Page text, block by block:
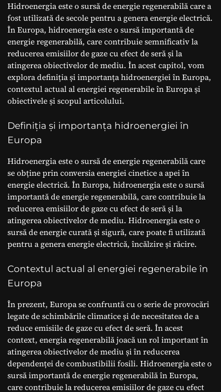
Hidroenergia este o sursă de energie regenerabilă care a
fost utilizată de secole pentru a genera energie electrică.
În Europa, hidroenergia este o sursă importantă de
energie regenerabilă, care contribuie semnificativ la
reducerea emisiilor de gaze cu efect de seră și la
atingerea obiectivelor de mediu. În acest capitol, vom
explora definiția și importanța hidroenergiei în Europa,
contextul actual al energiei regenerabile în Europa și
obiectivele și scopul articolului.
Definiția și importanța hidroenergiei în
Europa
Hidroenergia este o sursă de energie regenerabilă care
se obține prin conversia energiei cinetice a apei în
energie electrică. În Europa, hidroenergia este o sursă
importantă de energie regenerabilă, care contribuie la
reducerea emisiilor de gaze cu efect de seră și la
atingerea obiectivelor de mediu. Hidroenergia este o
sursă de energie curată și sigură, care poate fi utilizată
pentru a genera energie electrică, încălzire și răcire.
Contextul actual al energiei regenerabile în
Europa
În prezent, Europa se confruntă cu o serie de provocări
legate de schimbările climatice și de necesitatea de a
reduce emisiile de gaze cu efect de seră. În acest
context, energia regenerabilă joacă un rol important în
atingerea obiectivelor de mediu și în reducerea
dependenței de combustibilii fosili. Hidroenergia este o
sursă importantă de energie regenerabilă în Europa,
care contribuie la reducerea emisiilor de gaze cu efect